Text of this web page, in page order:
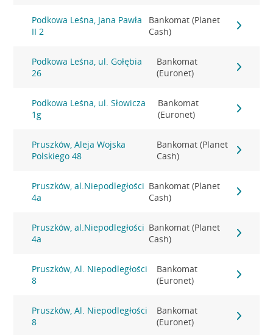
Podkowa Leśna, Jana Pawła
II 2
Bankomat (Planet
Cash)
Podkowa Leśna, ul. Gołębia
26
Bankomat
(Euronet)
Podkowa Leśna, ul. Słowicza
1g
Bankomat
(Euronet)
Pruszków, Aleja Wojska
Polskiego 48
Bankomat (Planet
Cash)
Pruszków, al.Niepodległości
4a
Bankomat (Planet
Cash)
Pruszków, al.Niepodległości
4a
Bankomat (Planet
Cash)
Pruszków, Al. Niepodległości
8
Bankomat
(Euronet)
Pruszków, Al. Niepodległości
8
Bankomat
(Euronet)